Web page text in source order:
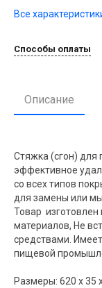
Все
Способы оплаты
Описание
Стяжка (сгон) для
эффективное
со всех типов
для замены или
Товар изготовлен
материалов, Не
средствами.
пищевой
Размеры: 620 x 35